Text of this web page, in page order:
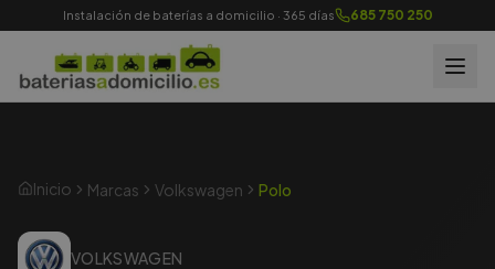
Instalación de baterías a domicilio · 365 días 685 750 250
Inicio Marcas Volkswagen Polo
VOLKSWAGEN